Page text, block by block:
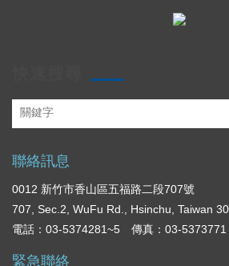
聯絡訊息
0012 新竹市香山區五福路二段707號
707, Sec.2, WuFu Rd., Hsinchu, Taiwan
電話：03-5374281~5 傳真：03-5373771
緊急聯絡